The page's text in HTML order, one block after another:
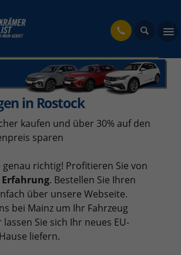
in Rostock
kaufen und über 30% auf den
sparen
genau richtig! Profitieren Sie von
Erfahrung. Bestellen Sie Ihren
über unsere Webseite.
bei Mainz um Ihr Fahrzeug
Sie sich Ihr neues EU-
liefern.